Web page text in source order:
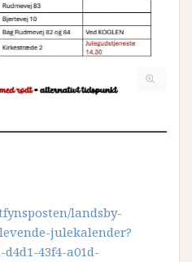
landsby-
julekalender?
43f4-a01d-